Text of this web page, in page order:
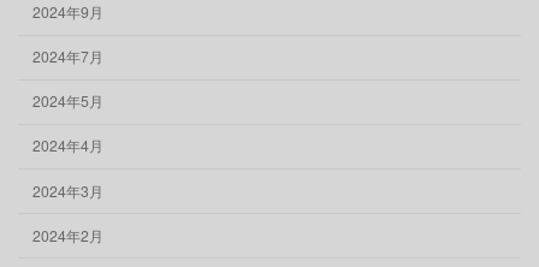
2024年9月
2024年7月
2024年5月
2024年4月
2024年3月
2024年2月